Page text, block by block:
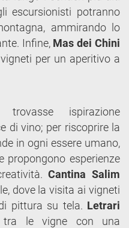
escursionisti potranno
ammirando lo
Infine, Mas dei Chini
per un aperitivo a
ispirazione
di vino; per riscoprire la
in ogni essere umano,
propongono esperienze
Cantina Salim
dove la visita ai vigneti
pittura su tela. Letrari
tra le vigne con una